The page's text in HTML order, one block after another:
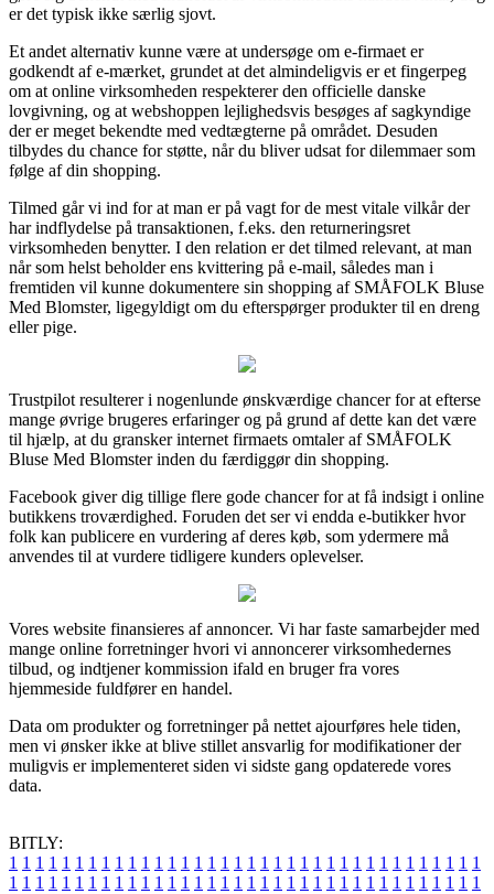
er det typisk ikke særlig sjovt.
Et andet alternativ kunne være at undersøge om e-firmaet er
godkendt af e-mærket, grundet at det almindeligvis er et fingerpeg
om at online virksomheden respekterer den officielle danske
lovgivning, og at webshoppen lejlighedsvis besøges af sagkyndige
der er meget bekendte med vedtægterne på området. Desuden
tilbydes du chance for støtte, når du bliver udsat for dilemmaer som
følge af din shopping.
Tilmed går vi ind for at man er på vagt for de mest vitale vilkår der
har indflydelse på transaktionen, f.eks. den returneringsret
virksomheden benytter. I den relation er det tilmed relevant, at man
når som helst beholder ens kvittering på e-mail, således man i
fremtiden vil kunne dokumentere sin shopping af SMÅFOLK Bluse
Med Blomster, ligegyldigt om du efterspørger produkter til en dreng
eller pige.
Trustpilot resulterer i nogenlunde ønskværdige chancer for at efterse
mange øvrige brugeres erfaringer og på grund af dette kan det være
til hjælp, at du gransker internet firmaets omtaler af SMÅFOLK
Bluse Med Blomster inden du færdiggør din shopping.
Facebook giver dig tillige flere gode chancer for at få indsigt i online
butikkens troværdighed. Foruden det ser vi endda e-butikker hvor
folk kan publicere en vurdering af deres køb, som ydermere må
anvendes til at vurdere tidligere kunders oplevelser.
Vores website finansieres af annoncer. Vi har faste samarbejder med
mange online forretninger hvori vi annoncerer virksomhedernes
tilbud, og indtjener kommission ifald en bruger fra vores
hjemmeside fuldfører en handel.
Data om produkter og forretninger på nettet ajourføres hele tiden,
men vi ønsker ikke at blive stillet ansvarlig for modifikationer der
muligvis er implementeret siden vi sidste gang opdaterede vores
data.
BITLY:
1 1 1 1 1 1 1 1 1 1 1 1 1 1 1 1 1 1 1 1 1 1 1 1 1 1 1 1 1 1 1 1 1 1 1 1
1 1 1 1 1 1 1 1 1 1 1 1 1 1 1 1 1 1 1 1 1 1 1 1 1 1 1 1 1 1 1 1 1 1 1 1